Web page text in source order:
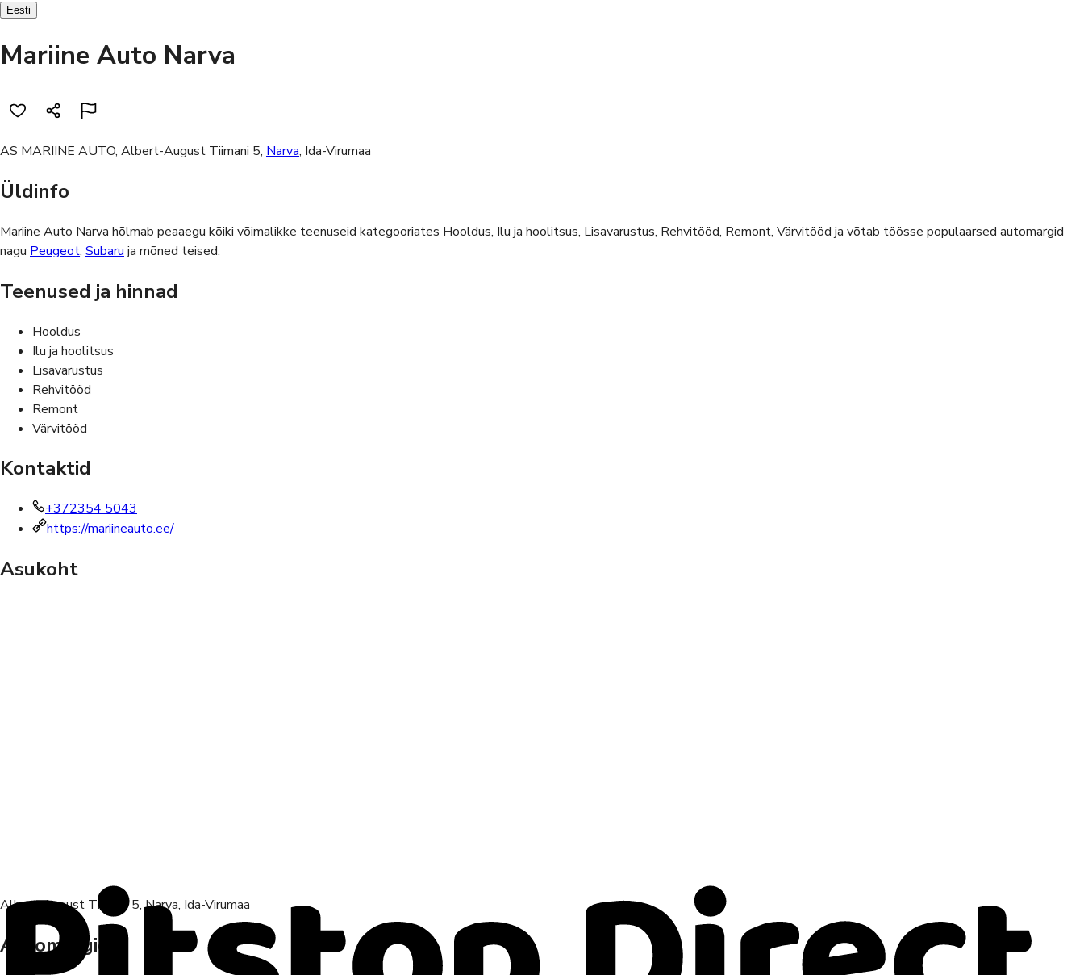
Eesti
Mariine Auto Narva
AS MARIINE AUTO, Albert-August Tiimani 5, Narva, Ida-Virumaa
Üldinfo
Mariine Auto Narva hõlmab peaaegu kõiki võimalikke teenuseid kategooriates Hooldus, Ilu ja hoolitsus, Lisavarustus, Rehvitööd, Remont, Värvitööd ja võtab töösse populaarsed automargid
nagu Peugeot, Subaru ja mõned teised.
Teenused ja hinnad
Hooldus
Ilu ja hoolitsus
Lisavarustus
Rehvitööd
Remont
Värvitööd
Kontaktid
+372354 5043
https://mariineauto.ee/
Asukoht
Albert-August Tiimani 5, Narva, Ida-Virumaa
Automargid